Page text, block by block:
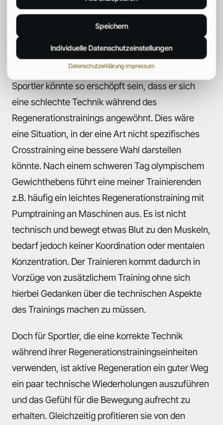
Ich möchte anmerken, dass dies voraussetzt,
dass der Sportler nach dem Training des Vortages
nicht so erschöpft ist, dass eine korrekte Technik
unmöglich ist. In diesem Fall könnten sich die
potenziellen Vorzüge negativ auswirken. Der
Sportler könnte so erschöpft sein, dass er sich
eine schlechte Technik während des
Regenerationstrainings angewöhnt. Dies wäre
eine Situation, in der eine Art nicht spezifisches
Crosstraining eine bessere Wahl darstellen
könnte. Nach einem schweren Tag olympischem
Gewichthebens führt eine meiner Trainierenden
z.B. häufig ein leichtes Regenerationstraining mit
Pumptraining an Maschinen aus. Es ist nicht
technisch und bewegt etwas Blut zu den Muskeln,
bedarf jedoch keiner Koordination oder mentalen
Konzentration. Der Trainieren kommt dadurch in
Vorzüge von zusätzlichem Training ohne sich
hierbei Gedanken über die technischen Aspekte
des Trainings machen zu müssen.
Doch für Sportler, die eine korrekte Technik
während ihrer Regenerationstrainingseinheiten
verwenden, ist aktive Regeneration ein guter Weg
ein paar technische Wiederholungen auszuführen
und das Gefühl für die Bewegung aufrecht zu
erhalten. Gleichzeitig profitieren sie von den
Speichern
Individuelle Datenschutzeinstellungen
Datenschutzerklärung·Impressum